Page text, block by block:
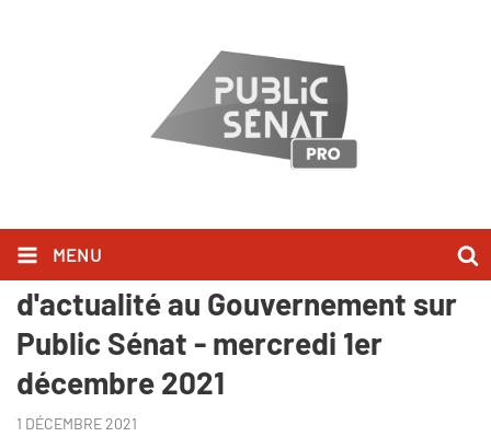
MENU
Ils l'ont dit lors des Questions
d'actualité au Gouvernement sur
Public Sénat - mercredi 1er
décembre 2021
1 DÉCEMBRE 2021